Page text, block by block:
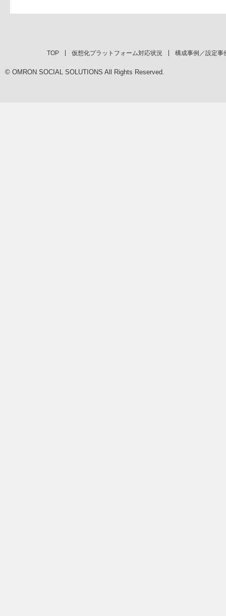
TOP 仮想化プラットフォーム対応状況 構成事例／設定事
© OMRON SOCIAL SOLUTIONS All Rights Reserved.